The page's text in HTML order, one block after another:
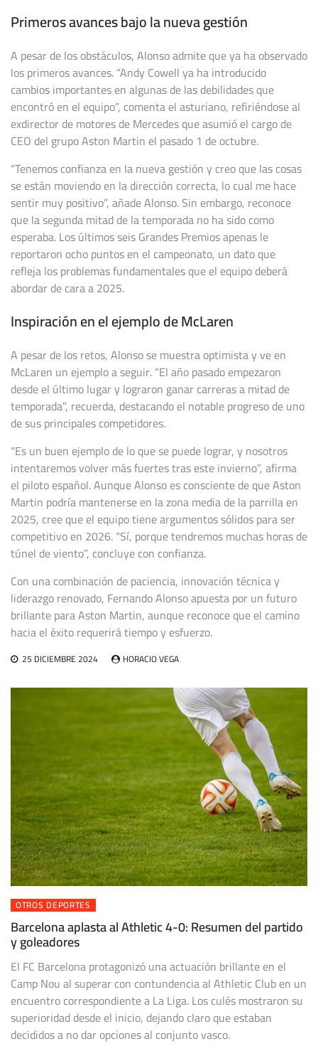
Primeros avances bajo la nueva gestión
A pesar de los obstáculos, Alonso admite que ya ha observado
los primeros avances. “Andy Cowell ya ha introducido
cambios importantes en algunas de las debilidades que
encontró en el equipo”, comenta el asturiano, refiriéndose al
exdirector de motores de Mercedes que asumió el cargo de
CEO del grupo Aston Martin el pasado 1 de octubre.
“Tenemos confianza en la nueva gestión y creo que las cosas
se están moviendo en la dirección correcta, lo cual me hace
sentir muy positivo”, añade Alonso. Sin embargo, reconoce
que la segunda mitad de la temporada no ha sido como
esperaba. Los últimos seis Grandes Premios apenas le
reportaron ocho puntos en el campeonato, un dato que
refleja los problemas fundamentales que el equipo deberá
abordar de cara a 2025.
Inspiración en el ejemplo de McLaren
A pesar de los retos, Alonso se muestra optimista y ve en
McLaren un ejemplo a seguir. “El año pasado empezaron
desde el último lugar y lograron ganar carreras a mitad de
temporada”, recuerda, destacando el notable progreso de uno
de sus principales competidores.
“Es un buen ejemplo de lo que se puede lograr, y nosotros
intentaremos volver más fuertes tras este invierno”, afirma
el piloto español. Aunque Alonso es consciente de que Aston
Martin podría mantenerse en la zona media de la parrilla en
2025, cree que el equipo tiene argumentos sólidos para ser
competitivo en 2026. “Sí, porque tendremos muchas horas de
túnel de viento”, concluye con confianza.
Con una combinación de paciencia, innovación técnica y
liderazgo renovado, Fernando Alonso apuesta por un futuro
brillante para Aston Martin, aunque reconoce que el camino
hacia el éxito requerirá tiempo y esfuerzo.
25 DICIEMBRE 2024 HORACIO VEGA
OTROS DEPORTES
Barcelona aplasta al Athletic 4-0: Resumen del partido
y goleadores
El FC Barcelona protagonizó una actuación brillante en el
Camp Nou al superar con contundencia al Athletic Club en un
encuentro correspondiente a La Liga. Los culés mostraron su
superioridad desde el inicio, dejando claro que estaban
decididos a no dar opciones al conjunto vasco.